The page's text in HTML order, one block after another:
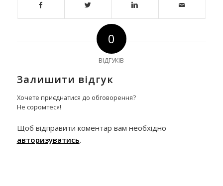
0
ВІДГУКІВ
Залишити відгук
Хочете приєднатися до обговорення?
Не соромтеся!
Щоб відправити коментар вам необхідно
авторизуватись.